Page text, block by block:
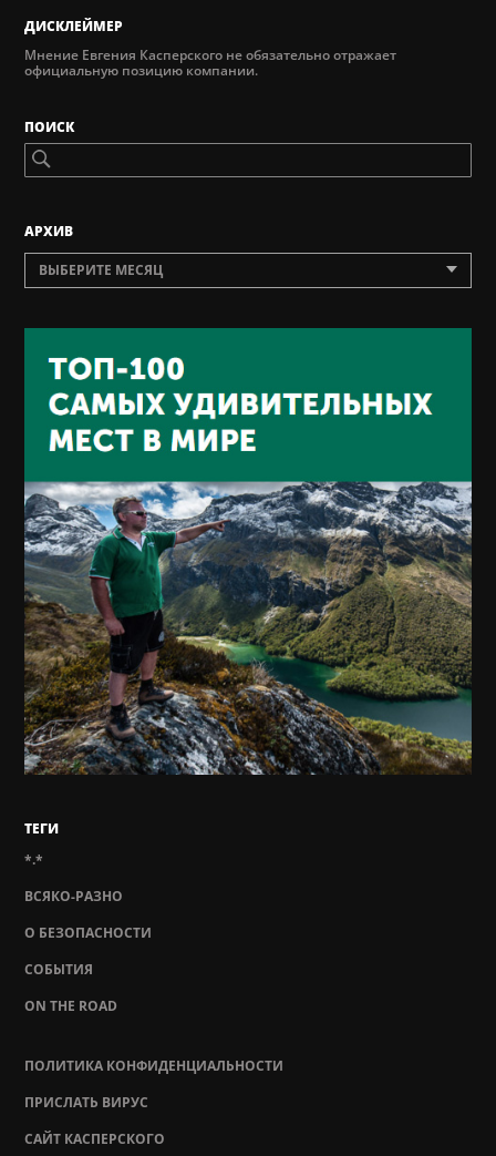
ДИСКЛЕЙМЕР
Мнение Евгения Касперского не обязательно отражает
официальную позицию компании.
ПОИСК
AРХИВ
ВЫБЕРИТЕ МЕСЯЦ
ТЕГИ
*.*
ВСЯКО-РАЗНО
О БЕЗОПАСНОСТИ
СОБЫТИЯ
ON THE ROAD
ПОЛИТИКА КОНФИДЕНЦИАЛЬНОСТИ
ПРИСЛАТЬ ВИРУС
САЙТ КАСПЕРСКОГО